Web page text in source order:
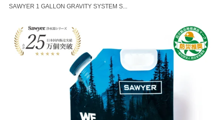
SAWYER 1 GALLON GRAVITY SYSTEM S...